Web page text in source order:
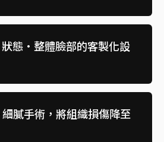
態·整體臉部的客製化設
膩手術，將組織損傷降至